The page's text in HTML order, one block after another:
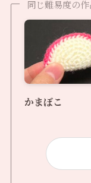
同じ難易度の
かまぼこ